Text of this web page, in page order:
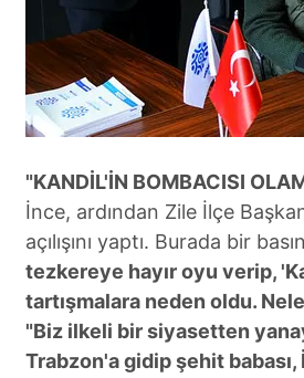
mevzuata uygun olarak
"KANDİL'İN BOMBACISI
İnce, ardından Zile İlçe
açılışını yaptı. Burada bir
tezkereye hayır oyu verip,
tartışmalara neden oldu.
"Biz ilkeli bir siyasetten
Trabzon'a gidip şehit